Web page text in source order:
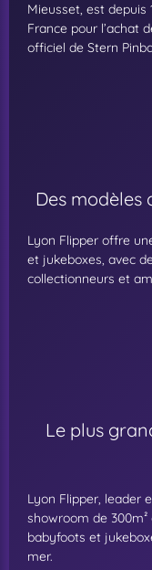
Mieusset, est depuis
France pour l’achat
officiel de Stern
Des modèles
Lyon Flipper offre
et jukeboxes, avec
collectionneurs et
Le plus
Lyon Flipper, leader
showroom de
babyfoots et
mer.